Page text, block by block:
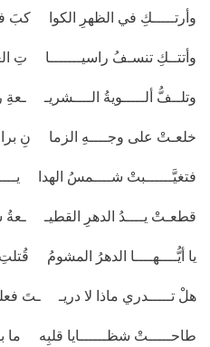
وأرتـــــكِ في الظهرِ الكوا
وأتتــكِ تنسـفُ راسيـــــــا تِ
وتلــفُّ ألـــــويةُ الــــشريـ
خلعـتْ على وجــــهِ الزما نِ
فتغيَّــــــبتْ شــــمسُ الهدا
قطعـتْ يــــدُ الدهرِ القطيـ ـعةُ
يا أيُّــــهــــا الدهرُ المشومُ
هلْ تـــــدري ماذا لا دريـ ـتَ
طاحـــــتْ شظــــــايا قلبِه ما